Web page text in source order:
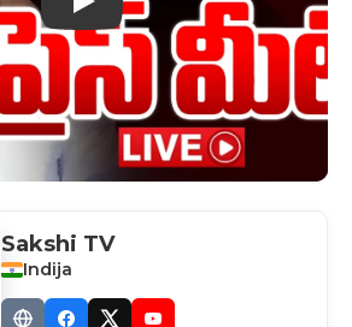
Play
Sakshi TV
Indija